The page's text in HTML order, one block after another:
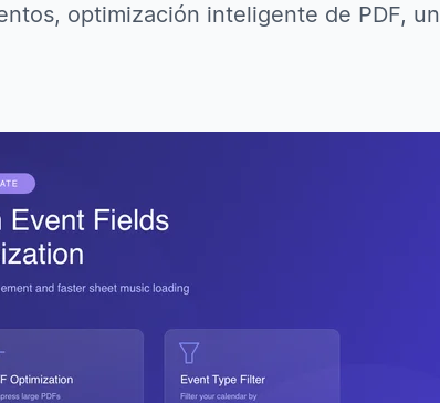
optimización inteligente de PDF, un